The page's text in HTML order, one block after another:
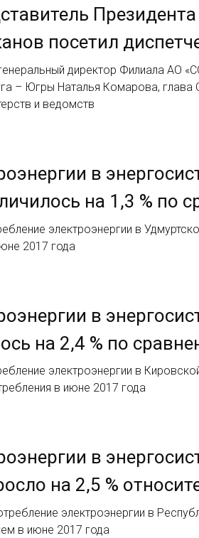
посетил
директор Филиала АО
– Югры Наталья Комарова, глава
и ведомств
в
на 1,3 % по
электроэнергии в
2017 года
в
на 2,4 % по
электроэнергии в
в июне 2017 года
в
на 2,5 %
электроэнергии в
в июне 2017 года